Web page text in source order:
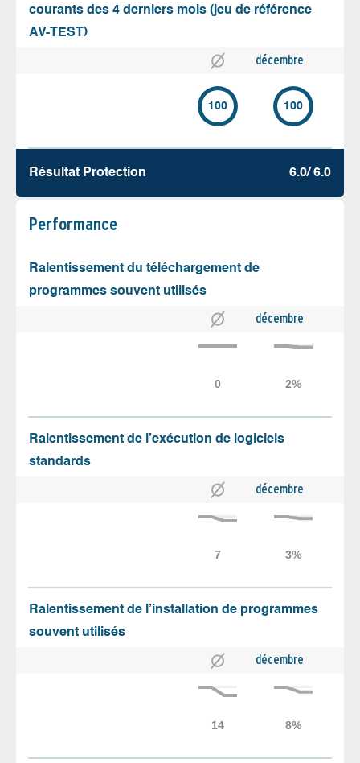
courants des 4 derniers mois (jeu de référence
AV-TEST)
décembre
100 100
Résultat Protection 6.0/ 6.0
Performance
Ralentissement du téléchargement de
programmes souvent utilisés
décembre
Ralentissement de l’exécution de logiciels
standards
décembre
Ralentissement de l’installation de programmes
souvent utilisés
décembre